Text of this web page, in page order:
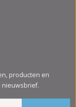
producten en
nieuwsbrief.